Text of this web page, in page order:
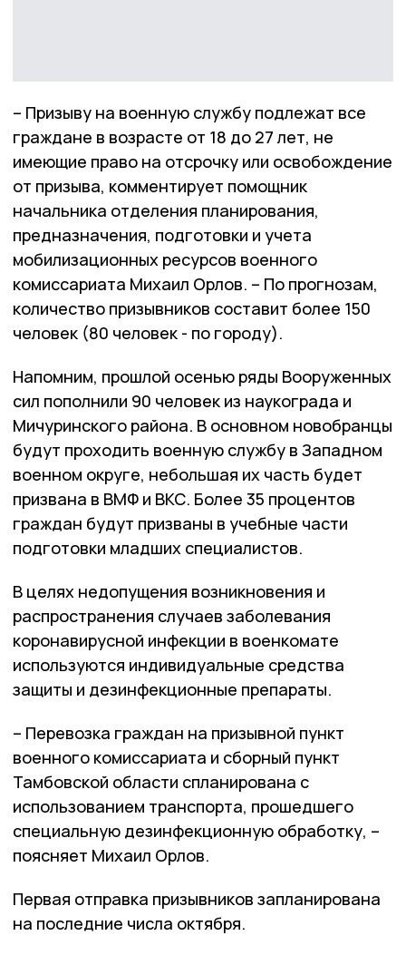
– Призыву на военную службу подлежат все
граждане в возрасте от 18 до 27 лет, не
имеющие право на отсрочку или освобождение
от призыва, комментирует помощник
начальника отделения планирования,
предназначения, подготовки и учета
мобилизационных ресурсов военного
комиссариата Михаил Орлов. – По прогнозам,
количество призывников составит более 150
человек (80 человек - по городу).
Напомним, прошлой осенью ряды Вооруженных
сил пополнили 90 человек из наукограда и
Мичуринского района. В основном новобранцы
будут проходить военную службу в Западном
военном округе, небольшая их часть будет
призвана в ВМФ и ВКС. Более 35 процентов
граждан будут призваны в учебные части
подготовки младших специалистов.
В целях недопущения возникновения и
распространения случаев заболевания
коронавирусной инфекции в военкомате
используются индивидуальные средства
защиты и дезинфекционные препараты.
– Перевозка граждан на призывной пункт
военного комиссариата и сборный пункт
Тамбовской области спланирована с
использованием транспорта, прошедшего
специальную дезинфекционную обработку, –
поясняет Михаил Орлов.
Первая отправка призывников запланирована
на последние числа октября.